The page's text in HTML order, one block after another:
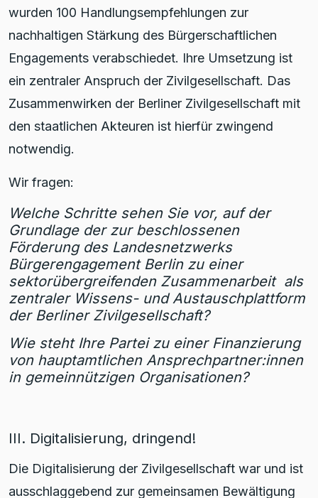
wurden 100 Handlungsempfehlungen zur
nachhaltigen Stärkung des Bürgerschaftlichen
Engagements verabschiedet. Ihre Umsetzung ist
ein zentraler Anspruch der Zivilgesellschaft. Das
Zusammenwirken der Berliner Zivilgesellschaft mit
den staatlichen Akteuren ist hierfür zwingend
notwendig.
Wir fragen:
Welche Schritte sehen Sie vor, auf der
Grundlage der zur beschlossenen
Förderung des Landesnetzwerks
Bürgerengagement Berlin zu einer
sektorübergreifenden Zusammenarbeit als
zentraler Wissens- und Austauschplattform
der Berliner Zivilgesellschaft?
Wie steht Ihre Partei zu einer Finanzierung
von hauptamtlichen Ansprechpartner:innen
in gemeinnützigen Organisationen?
III. Digitalisierung, dringend!
Die Digitalisierung der Zivilgesellschaft war und ist
ausschlaggebend zur gemeinsamen Bewältigung